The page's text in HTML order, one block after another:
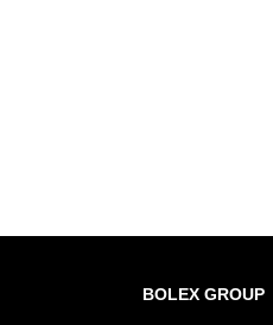
BOLEX GROUP